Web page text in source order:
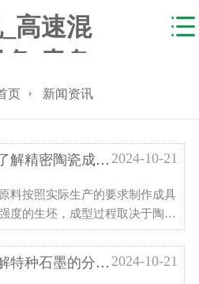
页 新闻资讯
2024-10-21
沿，20家成型设备企业齐聚深圳
料按照实际生产的要求制作成具
度的生坯，成型过程取决于陶瓷
。
2024-10-21
墨的分类和生产